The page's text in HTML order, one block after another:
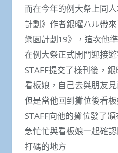
而在今年的例大祭上同
計劃》作者銀曜ハル帶
樂園計劃19》，這次他
在例大祭正式開門迎接
STAFF提交了樣刊後，
看板娘，自己去與朋友
但是當他回到攤位後看
STAFF向他的攤位發了
急忙忙與看板娘一起確
打碼的地方